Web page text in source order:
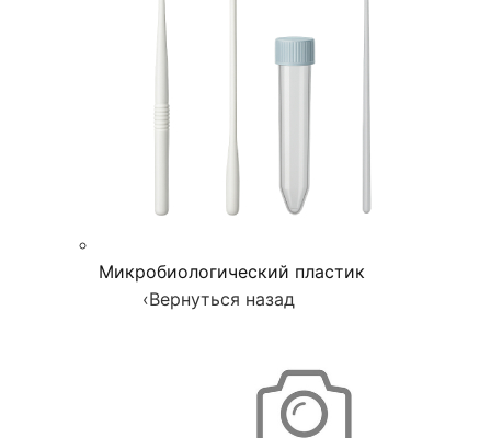
Микробиологический пластик
‹Вернуться назад